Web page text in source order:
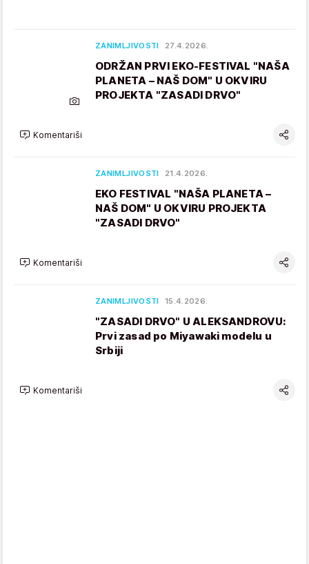
ZANIMLJIVOSTI 27.4.2026.
ODRŽAN PRVI EKO-FESTIVAL "NAŠA
PLANETA – NAŠ DOM" U OKVIRU
PROJEKTA "ZASADI DRVO"
Komentariši
ZANIMLJIVOSTI 21.4.2026.
EKO FESTIVAL "NAŠA PLANETA –
NAŠ DOM" U OKVIRU PROJEKTA
"ZASADI DRVO"
Komentariši
ZANIMLJIVOSTI 15.4.2026.
"ZASADI DRVO" U ALEKSANDROVU:
Prvi zasad po Miyawaki modelu u
Srbiji
Komentariši